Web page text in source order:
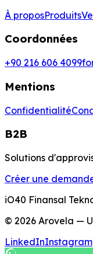
À proposProduits
Coordonnées
+90 216 606 4099
Mentions
Confidentialité
B2B
Solutions
Créer une
iO40 Finansal
© 2026 Arovela —
LinkedInInstagram